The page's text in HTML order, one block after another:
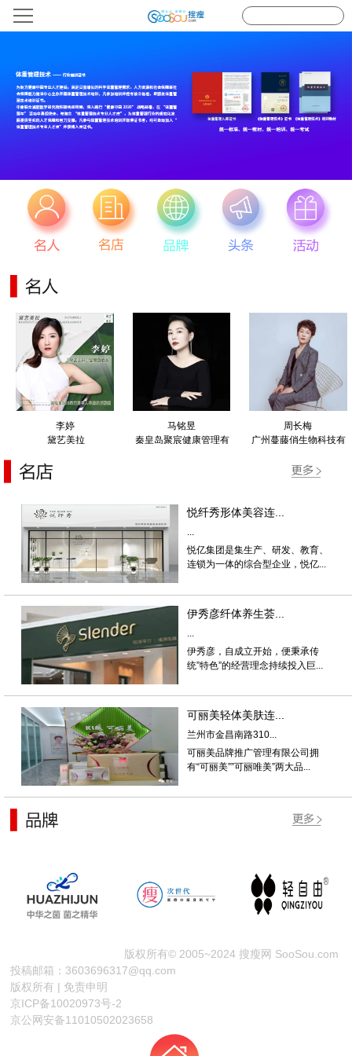
李婷
黛艺美拉
马铭昱
秦皇岛聚宸健康管理有
周长梅
广州蔓藤俏生物科技有
悦纤秀形体美容连...
...
悦亿集团是集生产、研发、教育、
连锁为一体的综合型企业，悦亿...
伊秀彦纤体养生荟...
伊秀彦，自成立开始，便秉承传
统”特色”的经营理念持续投入巨...
可丽美轻体美肤连...
兰州市金昌南路310...
可丽美品牌推广管理有限公司拥
有“可丽美””可丽唯美”两大品...
版权所有© 2005~2024 搜瘦网 SooSou.com
投稿邮箱：3603696317@qq.com
版权所有 | 免责申明
京ICP备10020973号-2
京公网安备11010502023658